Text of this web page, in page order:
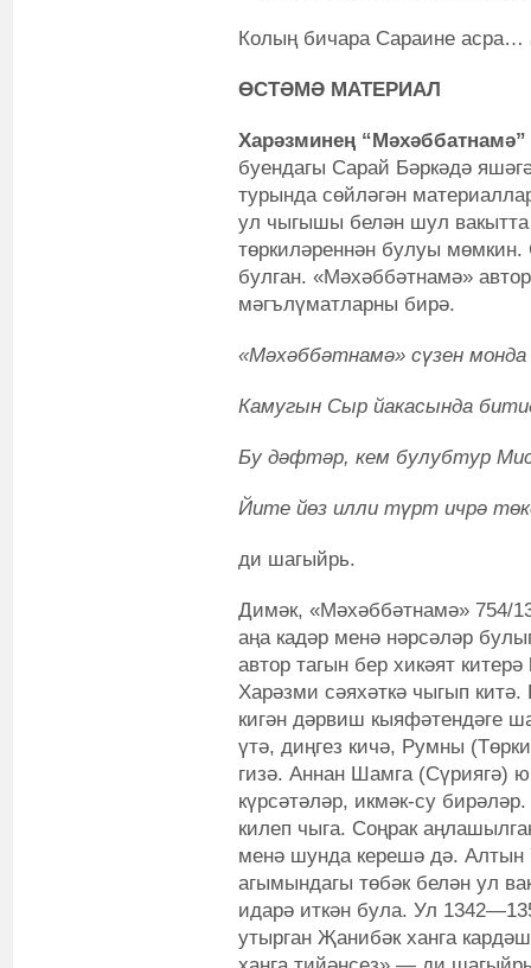
Колың бичара Сараине асра…
ӨСТӘМӘ МАТЕРИАЛ
Харәзминең “Мәхәббатнамә”
буендагы Сарай Бәркәдә
турында сөйләгән
ул чыгышы белән шул вакытта
төркиләреннән булуы
булган. «Мәхәббәтнамә»
мәгълүматларны бирә.
«Мәхәббәтнамә» сүзен
Камугын Сыр йакасында
Бу дәфтәр, кем булубтур
Йите йөз илли түрт ичрә
ди шагыйрь.
Димәк, «Мәхәббәтнамә» 754/
аңа кадәр менә нәрсәләр
автор тагын бер хикәят
Харәзми сәяхәткә чыгып
кигән дәрвиш кыяфәтендәге
үтә, диңгез кичә, Румны
гизә. Аннан Шамга (Сүриягә)
күрсәтәләр, икмәк-су
килеп чыга. Соңрак
менә шунда керешә дә. Алтын
агымындагы төбәк белән ул
идарә иткән була. Ул
утырган Җанибәк ханга